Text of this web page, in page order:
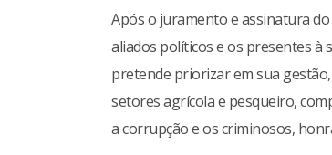
Após o juramento e assinatura
aliados políticos e os presentes à
pretende priorizar em sua
setores agrícola e pesqueiro,
a corrupção e os criminosos,